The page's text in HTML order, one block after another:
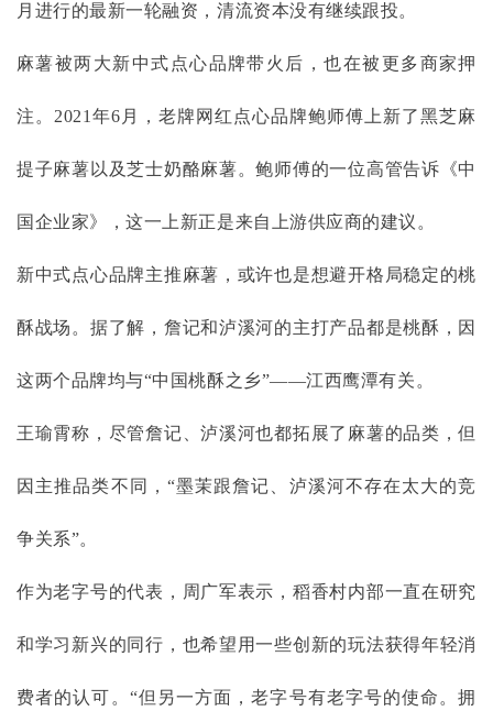
月进行的最新一轮融资，清流资本没有继续跟投。
麻薯被两大新中式点心品牌带火后，也在被更多商家押
注。 2021年6月，老牌网红点心品牌鲍师傅上新了黑芝麻
提子麻薯以及芝士奶酪麻薯。鲍师傅的一位高管告诉《中
国企业家》，这一上新正是来自上游供应商的建议。
新中式点心品牌主推麻薯，或许也是想避开格局稳定的桃
酥战场。据了解，詹记和泸溪河的主打产品都是桃酥，因
这两个品牌均与“中国桃酥之乡”——江西鹰潭有关。
王瑜霄称，尽管詹记、泸溪河也都拓展了麻薯的品类，但
因主推品类不同， “墨茉跟詹记、泸溪河不存在太大的竞
争关系”。
作为老字号的代表，周广军表示，稻香村内部一直在研究
和学习新兴的同行，也希望用一些创新的玩法获得年轻消
费者的认可。 “但另一方面，老字号有老字号的使命。拥